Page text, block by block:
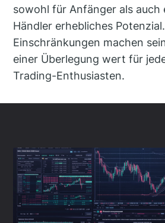
sowohl für Anfänger als auch
Händler erhebliches
Einschränkungen machen
einer Überlegung wert für
Trading-Enthusiasten.